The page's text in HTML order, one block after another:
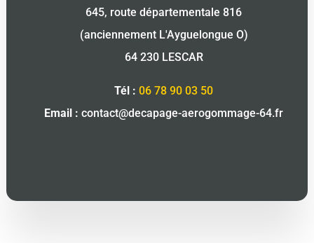
645, route départementale 816
(anciennement L'Ayguelongue O)
64 230 LESCAR
Tél : 06 78 90 03 50
Email : contact@decapage-aerogommage-64.fr